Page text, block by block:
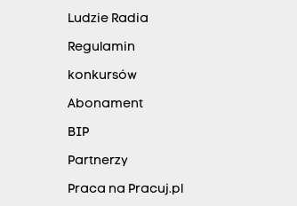
Ludzie Radia
Regulamin
konkursów
Abonament
BIP
Partnerzy
Praca na Pracuj.pl